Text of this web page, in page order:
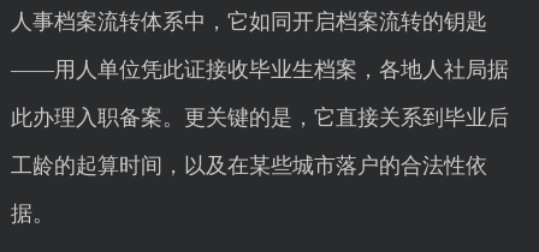
人事档案流转体系中，它如同开启档案流转的钥匙
——用人单位凭此证接收毕业生档案，各地人社局据
此办理入职备案。更关键的是，它直接关系到毕业后
工龄的起算时间，以及在某些城市落户的合法性依
据。